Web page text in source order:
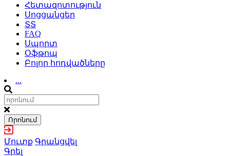
Հետազոտություն
Սոցցանցեր
ՏՏ
FAQ
Սպորտ
Օֆթոպ
Բոլոր հոդվածները
...
Որոնում
Մուտք Գրանցվել
Գրել